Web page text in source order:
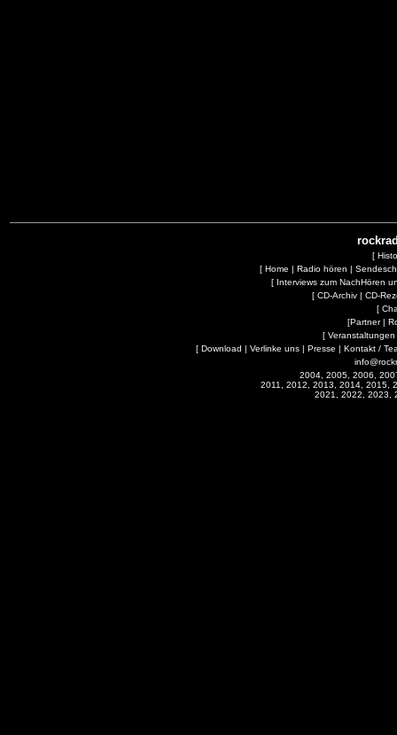
[
[ Home | Radio hören |
[ Interviews zum NachHören
[ CD-Archiv| CD-
[
[Partner|
[ Veranstaltungen
[ Download | Verlinke uns | Presse | Kontakt /
2004, 2005, 2006,
2011, 2012, 2013, 2014, 2015,
2021, 2022, 2023,